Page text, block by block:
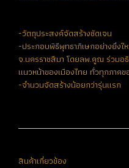
-วัตถุประสงค์จัดสร้างชัดเจน
-ประกอบพิธีพุทธาภิเษกอย่างยิ่ง
จ.นครราชสีมา โดยลพ.คูณ ร่วมอ
แนวหน้าของเมืองไทย ทั่วทุกภาคข
-จำนวนจัดสร้างน้อยกว่ารุ่นแรก
สินค้าเกี่ยวข้อง